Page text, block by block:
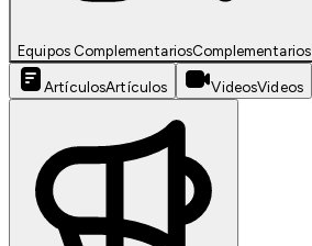
Equipos ComplementariosComplementarios
ArtículosArtículos VideosVideos